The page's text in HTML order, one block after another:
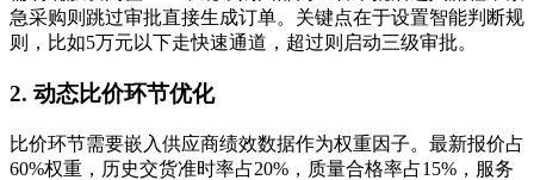
急采购则跳过审批直接生成订单。关键点在于设置智能判断规
则，比如5万元以下走快速通道，超过则启动三级审批。
2. 动态比价环节优化
比价环节需要嵌入供应商绩效数据作为权重因子。最新报价占
60%权重，历史交货准时率占20%，质量合格率占15%，服务